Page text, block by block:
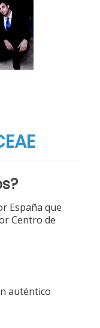
España que
Centro de
auténtico